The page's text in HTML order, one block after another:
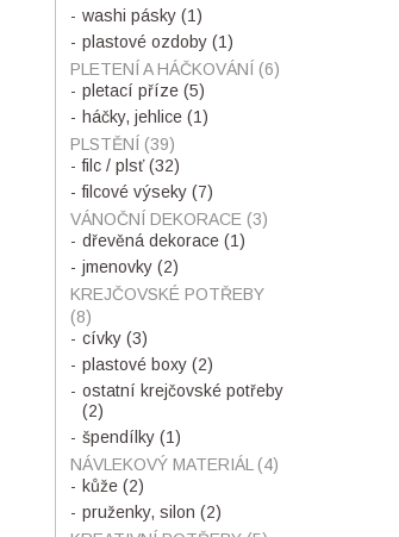
washi pásky (1)
plastové ozdoby (1)
PLETENÍ A HÁČKOVÁNÍ (6)
pletací příze (5)
háčky, jehlice (1)
PLSTĚNÍ (39)
filc / plsť(32)
filcové výseky (7)
VÁNOČNÍ DEKORACE (3)
dřevěná dekorace (1)
jmenovky (2)
KREJČOVSKÉ POTŘEBY
(8)
cívky (3)
plastové boxy (2)
ostatní krejčovské potřeby
(2)
špendílky (1)
NÁVLEKOVÝ MATERIÁL (4)
kůže (2)
pruženky, silon (2)